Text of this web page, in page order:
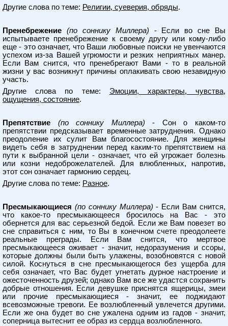
Другие слова по теме: Религии, суеверия, обряды.
Пренебрежение (по соннику Миллера) - Если во сне Вы
испытываете пренебрежение к своему другу или кому-либо
еще - это означает, что Ваши любовные поиски не увенчаются
успехом из-за Вашей угрюмости и резких неприятных манер.
Если Вам снится, что пренебрегают Вами - то в реальной
жизни у вас возникнут причины оплакивать свою незавидную
участь.
Другие слова по теме: Эмоции, характеры, чувства,
ощущения, состояние.
Препятствие (по соннику Миллера) - Сон о каком-то
препятствии предсказывает временные затруднения. Однако
преодоление их сулит Вам благосостояние. Для женщины
видеть себя в затруднении перед каким-то препятствием на
пути к выбранной цели - означает, что ей угрожает болезнь
или козни недоброжелателей. Для влюбленных, напротив,
этот сон означает гармонию сердец.
Другие слова по теме: Разное.
Пресмыкающиеся (по соннику Миллера) - Если Вам снится,
что какое-то пресмыкающееся бросилось на Вас - это
обернется для вас серьезной бедой. Если же Вам повезет во
сне справиться с ним, то Вы в конечном счете преодолеете
реальные преграды. Если Вам снится, что мертвое
пресмыкающееся оживает - значит, недоразумения и ссоры,
которые должны были быть улажены, возобновятся с новой
силой. Коснуться в сне пресмыкающегося без ущерба для
себя означает, что Вас будет угнетать дурное настроение и
ожесточенность друзей; однако Вам все же удастся сохранить
добрые отношения. Если девушке приснятся ящерицы, змеи
или прочие пресмыкающиеся - значит, ее поджидают
всевозможные тревоги. Ее возлюбленный увлечется другими.
Если же она будет во сне ужалена одним из гадов - значит,
соперница вытеснит ее образ из сердца возлюбленного.